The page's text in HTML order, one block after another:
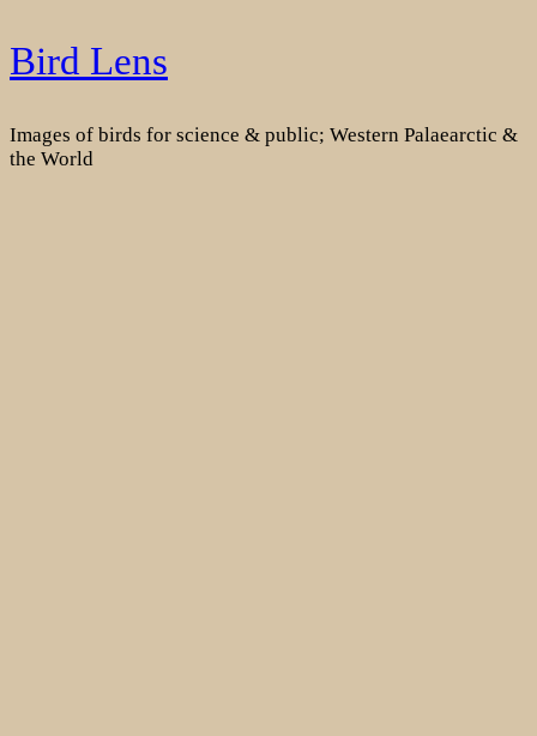
Skip
to
Bird Lens
Images of birds for science & public; Western Palaearctic &
the World